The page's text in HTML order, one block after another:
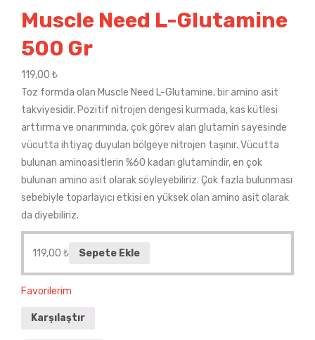
Muscle Need L-Glutamine
500 Gr
119,00 ₺
Toz formda olan Muscle Need L-Glutamine, bir amino asit
takviyesidir. Pozitif nitrojen dengesi kurmada, kas kütlesi
arttırma ve onarımında, çok görev alan glutamin sayesinde
vücutta ihtiyaç duyulan bölgeye nitrojen taşınır. Vücutta
bulunan aminoasitlerin %60 kadarı glutamindir, en çok
bulunan amino asit olarak söyleyebiliriz. Çok fazla bulunması
sebebiyle toparlayıcı etkisi en yüksek olan amino asit olarak
da diyebiliriz.
119,00 ₺ Sepete Ekle
Favorilerim
Karşılaştır